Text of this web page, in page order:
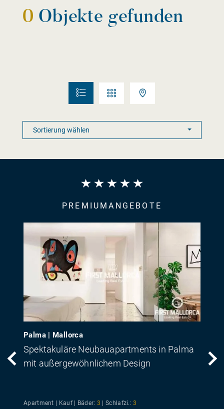
0 Objekte gefunden
PREMIUMANGEBOTE
Palma | Mallorca
Spektakuläre Neubauapartments in Palma
mit außergewöhnlichem Design
Apartment | Kauf | Bäder: 3 |Schlafzi.: 3